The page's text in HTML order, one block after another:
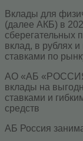
Вклады для
(далее АКБ) в
сберегательных
вклад, в рублях
ставками по
АО «АБ
вклады на
ставками и
средств
АБ Россия